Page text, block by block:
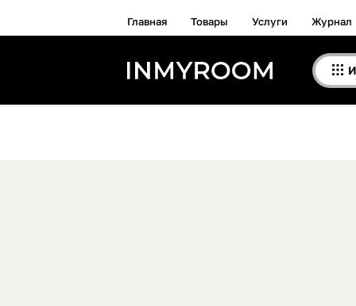
Главная Товары Услуги Журнал